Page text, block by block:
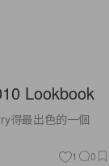
Lookbook
得最出色的一個
1 0